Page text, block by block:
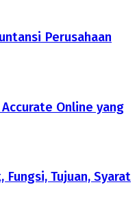
Perusahaan
Online yang
Tujuan, Syarat